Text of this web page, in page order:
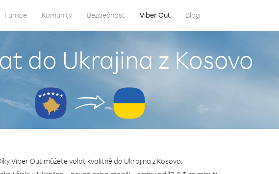
Funkce Komunity Bezpečnost Viber Out Blog
do Ukrajina z Kosovo
Viber Out můžete volat kvalitně do Ukrajina z Kosovo.